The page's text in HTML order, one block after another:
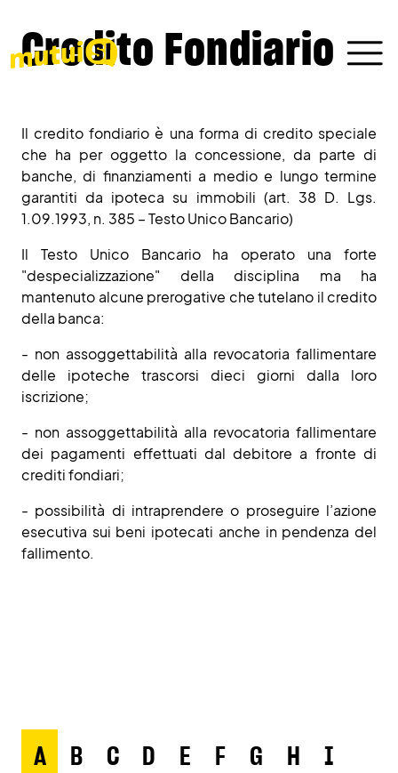
Credito Fondiario
Il credito fondiario è una forma di credito speciale
che ha per oggetto la concessione, da parte di
banche, di finanziamenti a medio e lungo termine
garantiti da ipoteca su immobili (art. 38 D. Lgs.
1.09.1993, n. 385 – Testo Unico Bancario)
Il Testo Unico Bancario ha operato una forte
"despecializzazione" della disciplina ma ha
mantenuto alcune prerogative che tutelano il credito
della banca:
- non assoggettabilità alla revocatoria fallimentare
delle ipoteche trascorsi dieci giorni dalla loro
iscrizione;
- non assoggettabilità alla revocatoria fallimentare
dei pagamenti effettuati dal debitore a fronte di
crediti fondiari;
- possibilità di intraprendere o proseguire l’azione
esecutiva sui beni ipotecati anche in pendenza del
fallimento.
A B C D E F G H I